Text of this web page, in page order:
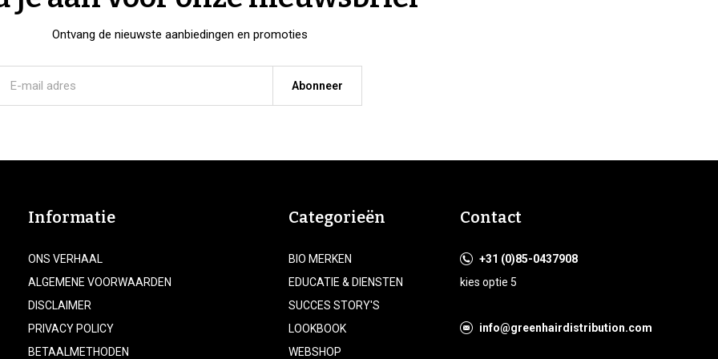
Ontvang de nieuwste aanbiedingen en promoties
Abonneer
Informatie
ONS VERHAAL
ALGEMENE VOORWAARDEN
DISCLAIMER
PRIVACY POLICY
BETAALMETHODEN
Categorieën
BIO MERKEN
EDUCATIE & DIENSTEN
SUCCES STORY'S
LOOKBOOK
WEBSHOP
Contact
+31 (0)85-0437908
kies optie 5
info@greenhairdistribution.com